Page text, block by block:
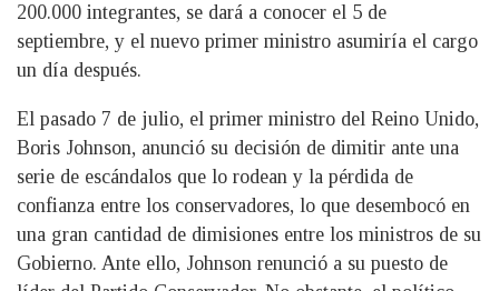
200.000 integrantes, se dará a conocer el 5 de
septiembre, y el nuevo primer ministro asumiría el cargo
un día después.
El pasado 7 de julio, el primer ministro del Reino Unido,
Boris Johnson, anunció su decisión de dimitir ante una
serie de escándalos que lo rodean y la pérdida de
confianza entre los conservadores, lo que desembocó en
una gran cantidad de dimisiones entre los ministros de su
Gobierno. Ante ello, Johnson renunció a su puesto de